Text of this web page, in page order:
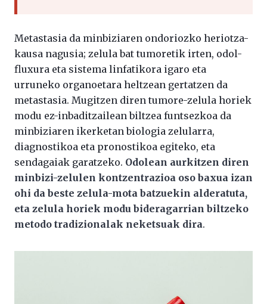
Metastasia da minbiziaren ondoriozko heriotza-
kausa nagusia; zelula bat tumoretik irten, odol-
fluxura eta sistema linfatikora igaro eta
urruneko organoetara heltzean gertatzen da
metastasia. Mugitzen diren tumore-zelula horiek
modu ez-inbaditzailean biltzea funtsezkoa da
minbiziaren ikerketan biologia zelularra,
diagnostikoa eta pronostikoa egiteko, eta
sendagaiak garatzeko. Odolean aurkitzen diren
minbizi-zelulen kontzentrazioa oso baxua izan
ohi da beste zelula-mota batzuekin alderatuta,
eta zelula horiek modu bideragarrian biltzeko
metodo tradizionalak neketsuak dira.